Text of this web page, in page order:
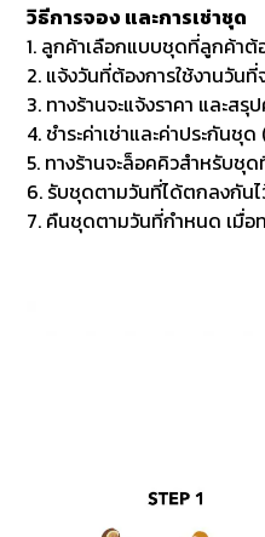
วิธีการจอง และการเช่าชุด
1. ลูกค้าเลือกแบบชุดที่ลูกค้าต้
2. แจ้งวันที่ต้องการใช้งานวัน
3. ทางร้านจะแจ้งราคา และส
4. ชำระค่าเช่าและค่าประกันชุ
5. ทางร้านจะล็อคคิวสำหรับชุด
6. รับชุดตามวันที่ได้ตกลงกันไ
7. คืนชุดตามวันที่กำหนด เมื่อ